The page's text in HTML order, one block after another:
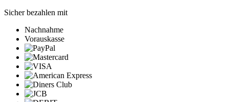
Sicher bezahlen mit
Nachnahme
Vorauskasse